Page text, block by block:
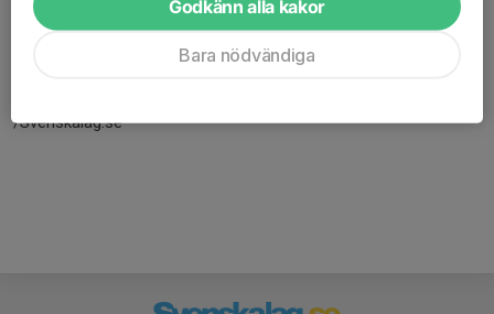
Här hamnar automatiskt de senaste nyheterna på hemsidan. För
att kunna börja administrera hemsidan loggar du in högst upp till
/Svenskalag.se
Godkänn alla kakor
Bara nödvändiga